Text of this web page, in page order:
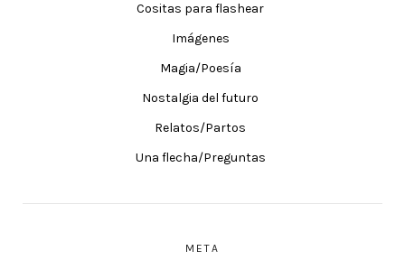
Cositas para flashear
Imágenes
Magia/Poesía
Nostalgia del futuro
Relatos/Partos
Una flecha/Preguntas
META